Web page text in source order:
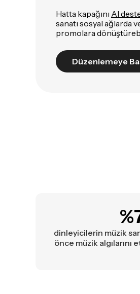
Hatta kapağını AI
sanatı sosyal ağlarda
promolara
Düzenlemeye
dinleyicilerin müzik
önce müzik algılarını